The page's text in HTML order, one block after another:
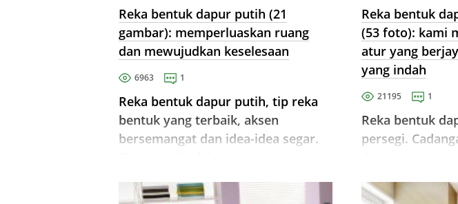
Reka bentuk dapur putih (21
gambar): memperluaskan ruang
dan mewujudkan keselesaan
6963 1
Reka bentuk dapur putih, tip reka
bentuk yang terbaik, aksen
bersemangat dan idea-idea segar.
Provence. Kombinasi warna yang
Reka bentuk
(53 foto): kami
atur yang
yang indah
21195 1
Reka bentuk
persegi.
untuk